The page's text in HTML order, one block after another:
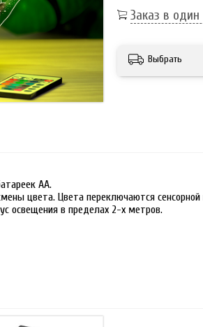
Заказ в один
Выбрать
АА.
цвета. Цвета переключаются сенсорной
освещения в пределах 2-х метров.